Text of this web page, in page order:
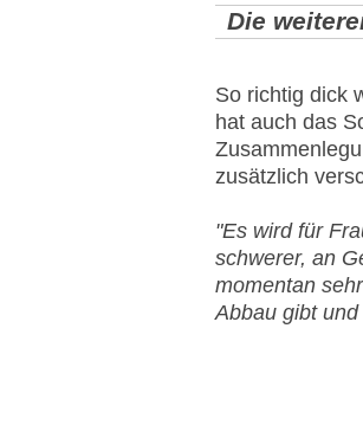
Die
So richtig dick
hat auch das
zusätzlich
"Es wird für
schwerer, an
momentan
Abbau gibt